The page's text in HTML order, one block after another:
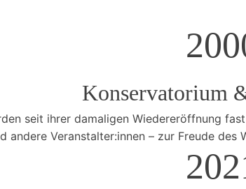
Konservatorium
seit ihrer damaligen Wiedereröffnung
andere Veranstalter:innen – zur Freude